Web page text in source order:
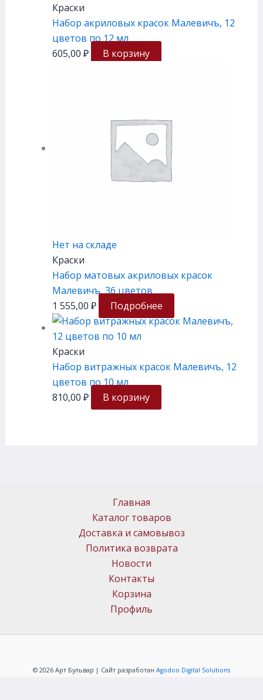
Краски
Набор акриловых красок Малевичъ, 12
цветов по 12 мл
605,00 ₽ В корзину
Нет на складе
Краски
Набор матовых акриловых красок
Малевичъ, 36 цветов
1 555,00 ₽ Подробнее
Краски
Набор витражных красок Малевичъ, 12
цветов по 10 мл
810,00 ₽ В корзину
Главная
Каталог товаров
Доставка и самовывоз
Политика возврата
Новости
Контакты
Корзина
Профиль
© 2026 Арт Бульвар | Сайт разработан Agodoo Digital Solutions